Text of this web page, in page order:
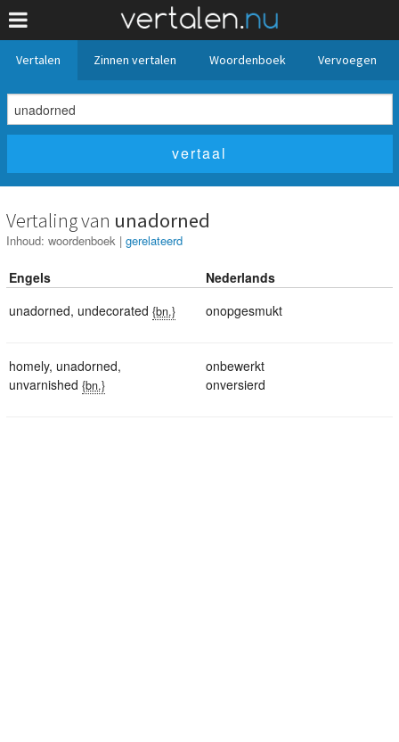
Vertalen Zinnen vertalen Woordenboek Vervoegen
Vertaling van unadorned
Inhoud: woordenboek | gerelateerd
Engels
Nederlands
unadorned, undecorated {bn.} onopgesmukt
homely, unadorned,
unvarnished {bn.}
onbewerkt
onversierd